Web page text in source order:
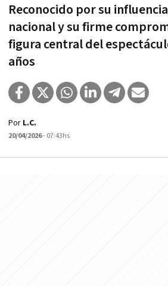
Reconocido por su
nacional y su firme
figura central del
años
Por L.C.
20/04/2026- 07:43hs